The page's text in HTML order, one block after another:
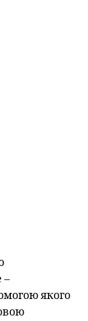
–
якого